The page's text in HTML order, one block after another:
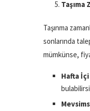
Taşıma
Taşınma
sonlarında
mümkünse,
Hafta İçi